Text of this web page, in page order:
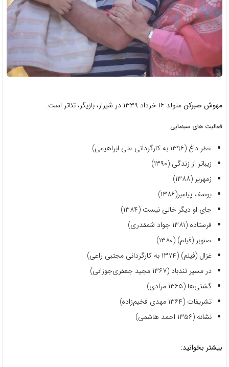
مهوش صبرکنمتولد ۱۶ خرداد ۱۳۳۹ در شیراز، بازیگر، تئاتر است.
فعالیت های سینمایی
عطر داغ (۱۳۹۶ به کارگردانی علی ابراهیمی)
زیباتر از زندگی (۱۳۹۰)
زمهریر (۱۳۸۸)
یوسف پیامبر(۱۳۸۶)
جای او دیگر خالی نیست (۱۳۸۴)
فرستاده (۱۳۸۱ جواد شمقدری)
صنوبر (فیلم) (۱۳۸۰)
غزال (فیلم) (۱۳۷۴ به کارگردانی مجتبی راعی)
در مسیر تندباد (۱۳۶۷ مجید جعفری‌جوزانی)
گشتی‌ها (۱۳۶۵ مرادی)
تشریفات (۱۳۶۴ مهدی فخیم‌زاده)
نشانه (۱۳۵۶ احمد هاشمی)
بیشتر بخوانید: